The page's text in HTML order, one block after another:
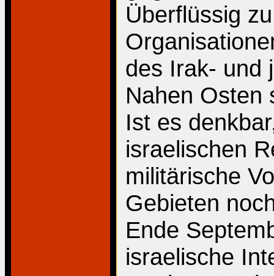
Überflüssig
des Irak- und
Nahen Osten
Ist es
israelischen
militärische
Gebieten
Ende
israelische